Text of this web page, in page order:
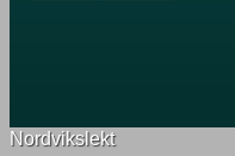
Nordvikslekt